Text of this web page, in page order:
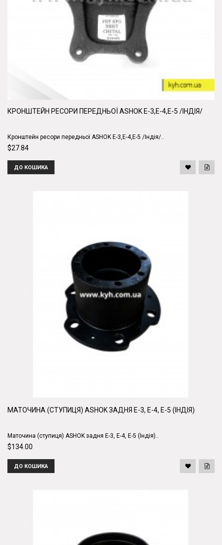
КРОНШТЕЙН РЕСОРИ ПЕРЕДНЬОЇ ASHOK E-3,E-4,E-5 /ІНДІЯ/
Кронштейн ресори передньої ASHOK E-3,E-4,E-5 /Індія/..
$27.84
ДО КОШИКА
МАТОЧИНА (СТУПИЦЯ) ASHOK ЗАДНЯ Е-3, E-4, Е-5 (ІНДІЯ)
Маточина (ступиця) ASHOK задня Е-3, E-4, Е-5 (Індія)..
$134.00
ДО КОШИКА